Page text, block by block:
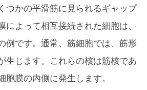
つかの平滑筋に見られるギャップ
によって相互接続された細胞は、
例です。通常、筋細胞では、筋形
生じます。これらの核は筋核であ
胞膜の内側に発生します。